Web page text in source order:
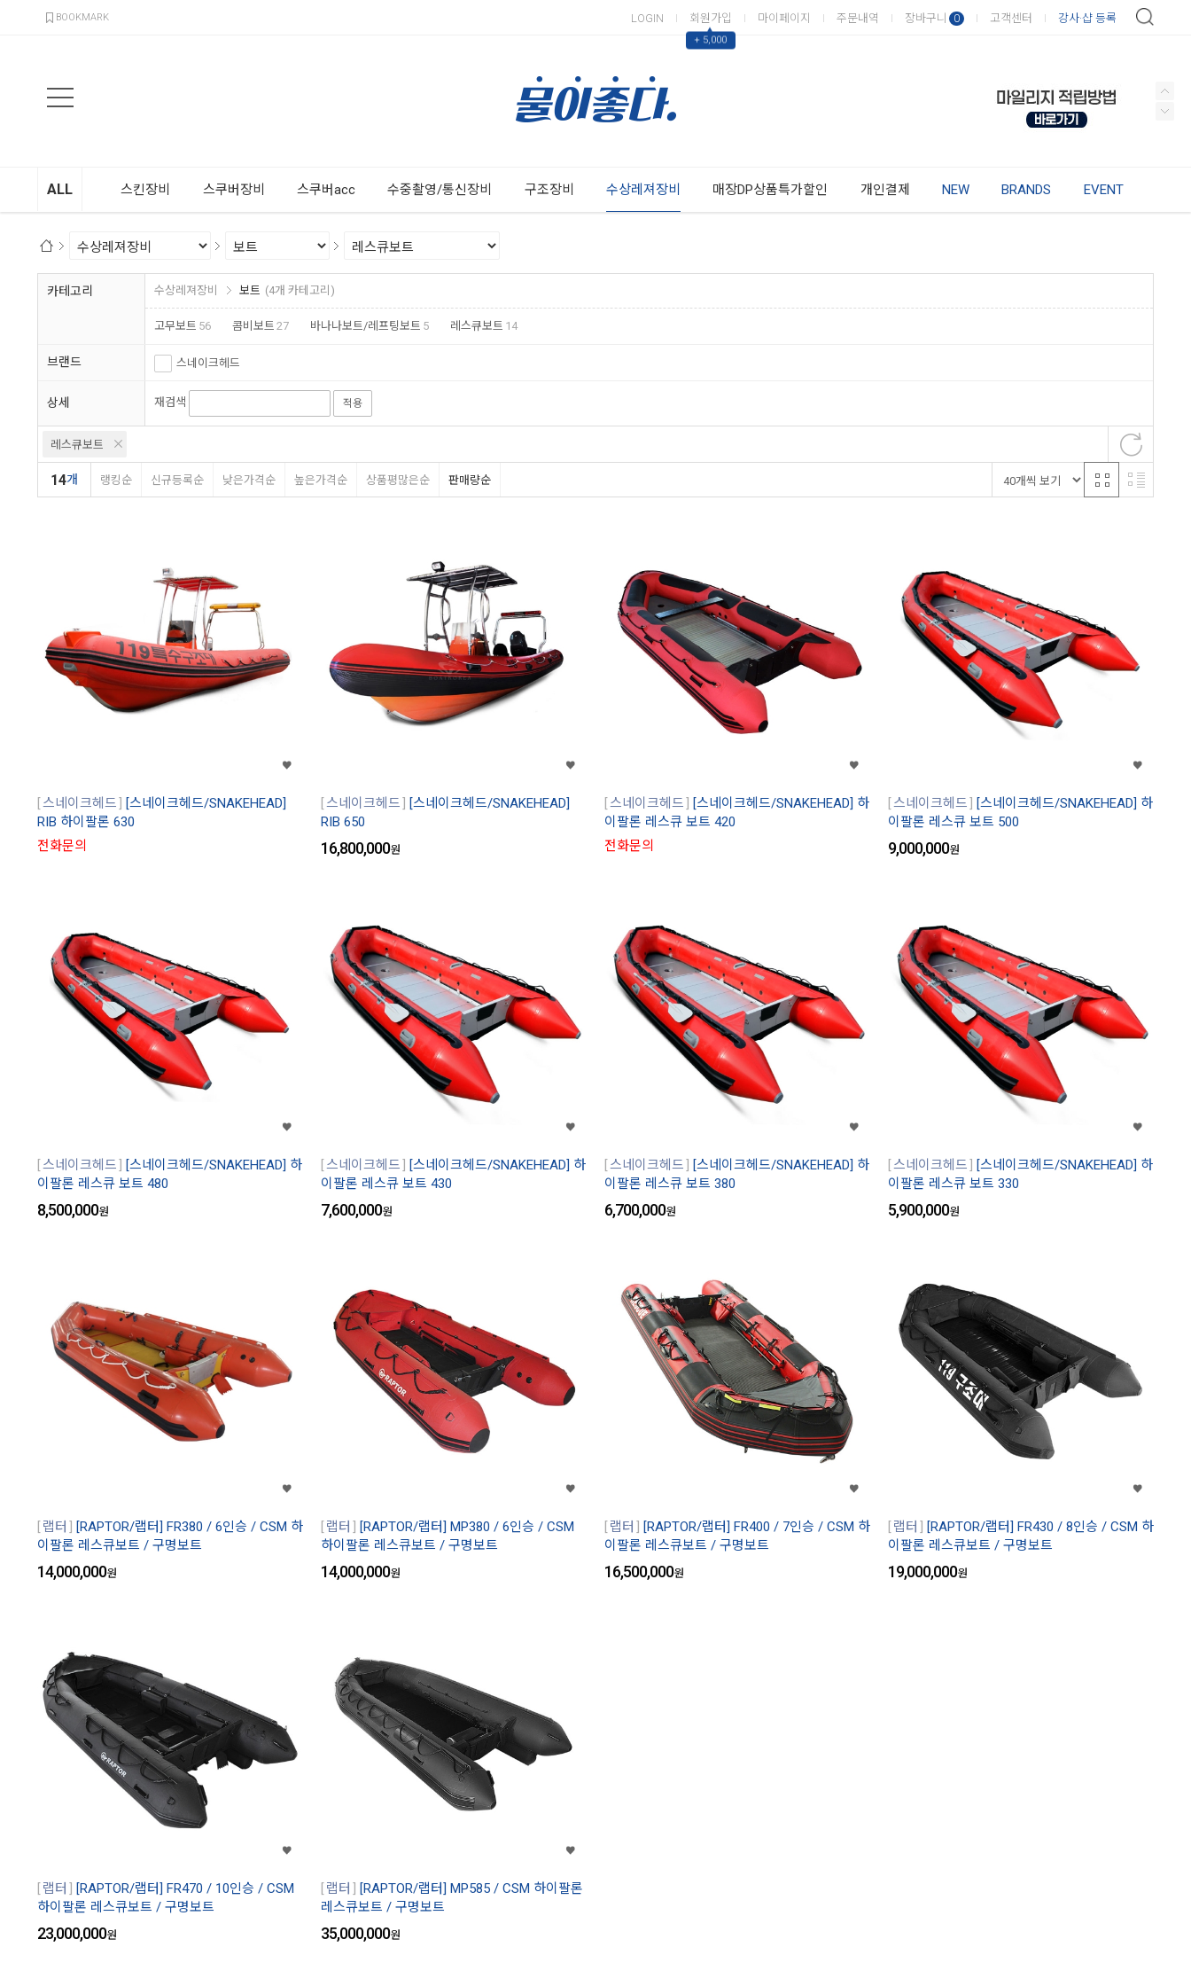
BOOKMARK LOGIN 회원가입
▲
+ 5,000
마이페이지 주문내역 장바구니 0 고객센터 강사·샵 등록
ALL 스킨장비 스쿠버장비 스쿠버acc 수중촬영/통신장비 구조장비 수상레져장비 매장DP상품특가할인 개인결제 NEW BRANDS EVENT
카테고리 수상레져장비 보트 (4개 카테고리)
고무보트 56 콤비보트 27 바나나보트/레프팅보트 5 레스큐보트 14
브랜드 스네이크헤드
상세 재검색 적용
레스큐보트
14개 랭킹순 신규등록순 낮은가격순 높은가격순 상품평많은순 판매량순
스네이크헤드
[스네이크헤드/SNAKEHEAD]
RIB 하이팔론 630
전화문의
스네이크헤드
[스네이크헤드/SNAKEHEAD]
RIB 650
16,800,000원
스네이크헤드
[스네이크헤드/SNAKEHEAD] 하
이팔론 레스큐 보트 420
전화문의
스네이크헤드
[스네이크헤드/SNAKEHEAD] 하
이팔론 레스큐 보트 500
9,000,000원
스네이크헤드
[스네이크헤드/SNAKEHEAD] 하
이팔론 레스큐 보트 480
8,500,000원
스네이크헤드
[스네이크헤드/SNAKEHEAD] 하
이팔론 레스큐 보트 430
7,600,000원
스네이크헤드
[스네이크헤드/SNAKEHEAD] 하
이팔론 레스큐 보트 380
6,700,000원
스네이크헤드
[스네이크헤드/SNAKEHEAD] 하
이팔론 레스큐 보트 330
5,900,000원
랩터
[RAPTOR/랩터] FR380 / 6인승 / CSM 하
이팔론 레스큐보트 / 구명보트
14,000,000원
랩터
[RAPTOR/랩터] MP380 / 6인승 / CSM
하이팔론 레스큐보트 / 구명보트
14,000,000원
랩터
[RAPTOR/랩터] FR400 / 7인승 / CSM 하
이팔론 레스큐보트 / 구명보트
16,500,000원
랩터
[RAPTOR/랩터] FR430 / 8인승 / CSM 하
이팔론 레스큐보트 / 구명보트
19,000,000원
랩터
[RAPTOR/랩터] FR470 / 10인승 / CSM
하이팔론 레스큐보트 / 구명보트
23,000,000원
랩터
[RAPTOR/랩터] MP585 / CSM 하이팔론
레스큐보트 / 구명보트
35,000,000원